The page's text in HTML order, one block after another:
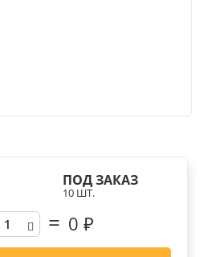
ПОД ЗАКАЗ
10 ШТ.
0 ₽